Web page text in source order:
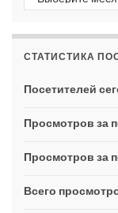
СТАТИСТИКА
Посетителей
Просмотров за
Просмотров за
Всего